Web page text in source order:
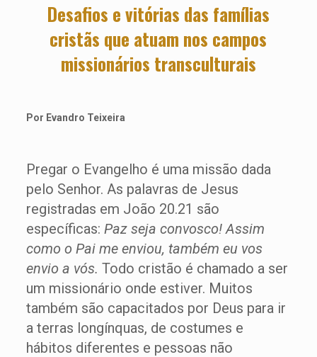
Desafios e vitórias das famílias
cristãs que atuam nos campos
missionários transculturais
Por Evandro Teixeira
Pregar o Evangelho é uma missão dada
pelo Senhor. As palavras de Jesus
registradas em João 20.21 são
específicas: Paz seja convosco! Assim
como o Pai me enviou, também eu vos
envio a vós. Todo cristão é chamado a ser
um missionário onde estiver. Muitos
também são capacitados por Deus para ir
a terras longínquas, de costumes e
hábitos diferentes e pessoas não